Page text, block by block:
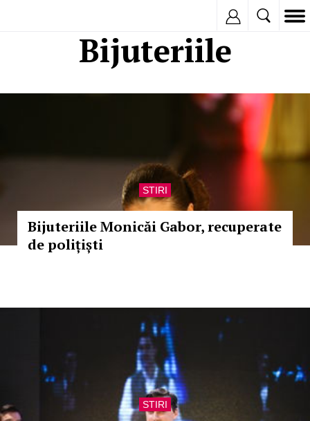
Bijuteriile
STIRI
Bijuteriile Monicăi Gabor, recuperate
de polițiști
STIRI